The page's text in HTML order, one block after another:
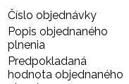
Číslo objednávky
Popis objednaného
plnenia
Predpokladaná
hodnota objednaného